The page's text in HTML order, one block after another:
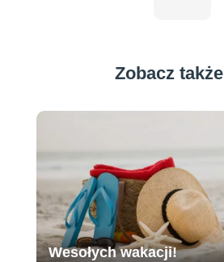
Zobacz także
Wesołych wakacji!